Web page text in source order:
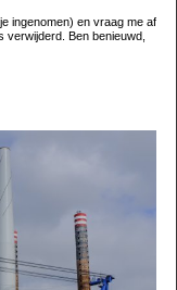
ingenomen) en vraag me af
Ben benieuwd,